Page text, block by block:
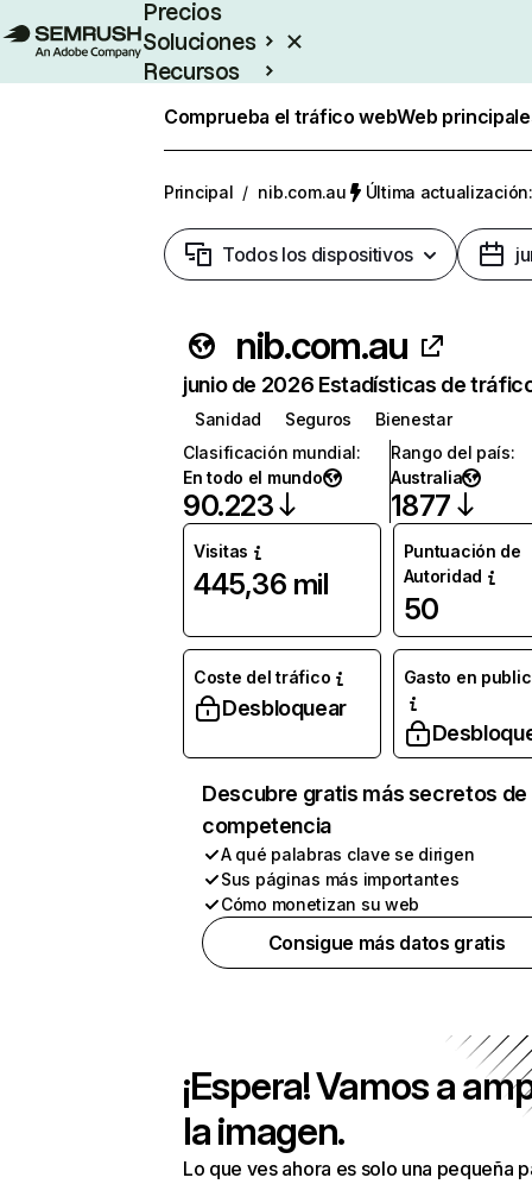
Precios
Soluciones
Recursos
Comprueba el tráfico webWeb
Principal / nib.com.au Última
Todos los dispositivos
nib.com.au
junio de 2026 Estadísticas de
Sanidad Seguros
Bienestar
Clasificación mundial:
En todo el mundo
90.223
Rango del país:
Australia
1877
Visitas
445,36 mil
Puntuación de
Autoridad
50
Coste del tráfico
Desbloquear
Gasto en
Descubre gratis más secretos de
competencia
A qué palabras clave se dirigen
Sus páginas más importantes
Cómo monetizan su web
Consigue más datos gratis
¡Espera! Vamos a
la imagen.
Lo que ves ahora es solo una pequeña